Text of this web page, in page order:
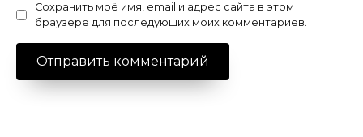
Сохранить моё имя, email и адрес сайта в этом
браузере для последующих моих комментариев.